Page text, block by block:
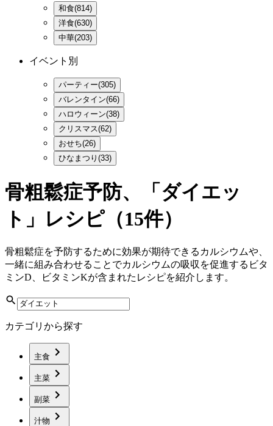
和食(814)
洋食(630)
中華(203)
イベント別
パーティー(305)
バレンタイン(66)
ハロウィーン(38)
クリスマス(62)
おせち(26)
ひなまつり(33)
骨粗鬆症予防、「ダイエッ
ト」レシピ（15件）
骨粗鬆症を予防するために効果が期待できるカルシウムや、
一緒に組み合わせることでカルシウムの吸収を促進するビタ
ミンD、ビタミンKが含まれたレシピを紹介します。
カテゴリから探す
主食
主菜
副菜
汁物